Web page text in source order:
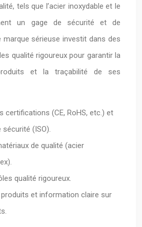
tels que l’acier inoxydable et le
un gage de sécurité et de
marque sérieuse investit dans des
qualité rigoureux pour garantir la
et la traçabilité de ses
certifications (CE, RoHS, etc.) et
(ISO).
de qualité (acier
qualité rigoureux.
et information claire sur